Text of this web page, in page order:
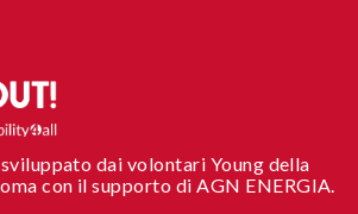
dai volontari Young della
con il supporto di AGN ENERGIA.